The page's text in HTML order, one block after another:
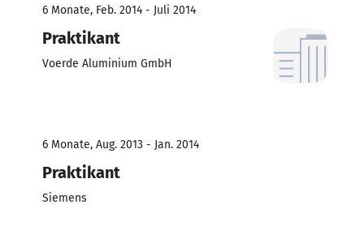
6 Monate, Feb. 2014 - Juli 2014
Praktikant
Voerde Aluminium GmbH
6 Monate, Aug. 2013 - Jan. 2014
Praktikant
Siemens